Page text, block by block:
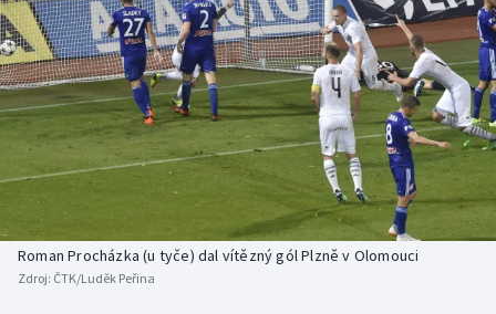
DALŠÍ SPORTY
Americký fotbal
Baseball a softbal
Biatlon
NEPŘEHLÉDNĚTE
Soutěže
Historické návraty
Aplikace ČT sport
Roman Procházka (u tyče) dal vítězný gól Plzně v Olomouci
Zdroj: ČTK/Luděk Peřina